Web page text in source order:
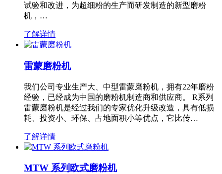
试验和改进，为超细粉的生产而研发制造的新型磨粉
机，…
了解详情
雷蒙磨粉机
我们公司专业生产大、中型雷蒙磨粉机，拥有22年磨粉
经验，已经成为中国的磨粉机制造商和供应商。 R系列
雷蒙磨粉机是经过我们的专家优化升级改造，具有低损
耗、投资小、环保、占地面积小等优点，它比传…
了解详情
MTW 系列欧式磨粉机